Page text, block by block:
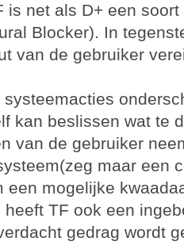
is net als D+ een
Blocker). In
van de gebruiker
kan beslissen wat te
van de gebruiker
maar een
een mogelijke
TF ook een
gedrag wordt